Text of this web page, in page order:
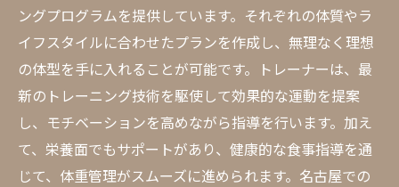
ングプログラムを提供しています。それぞれの体質やラ
イフスタイルに合わせたプランを作成し、無理なく理想
の体型を手に入れることが可能です。トレーナーは、最
新のトレーニング技術を駆使して効果的な運動を提案
し、モチベーションを高めながら指導を行います。加え
て、栄養面でもサポートがあり、健康的な食事指導を通
じて、体重管理がスムーズに進められます。名古屋での